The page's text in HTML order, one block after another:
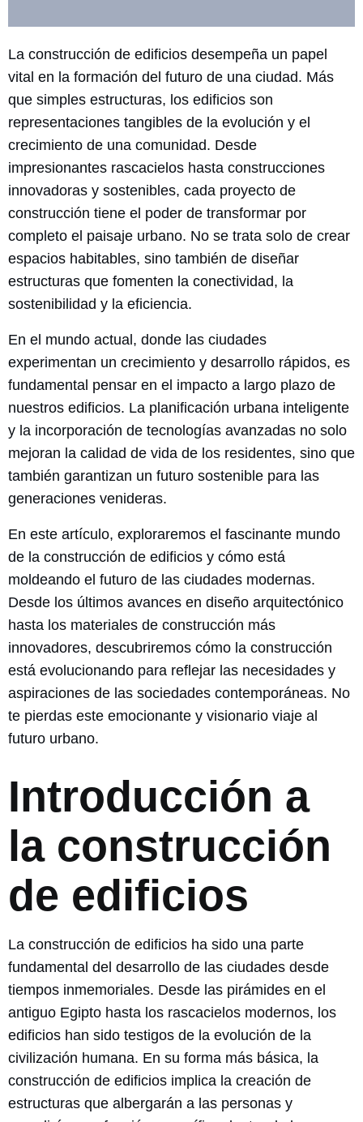
La construcción de edificios desempeña un papel
vital en la formación del futuro de una ciudad. Más
que simples estructuras, los edificios son
representaciones tangibles de la evolución y el
crecimiento de una comunidad. Desde
impresionantes rascacielos hasta construcciones
innovadoras y sostenibles, cada proyecto de
construcción tiene el poder de transformar por
completo el paisaje urbano. No se trata solo de crear
espacios habitables, sino también de diseñar
estructuras que fomenten la conectividad, la
sostenibilidad y la eficiencia.
En el mundo actual, donde las ciudades
experimentan un crecimiento y desarrollo rápidos, es
fundamental pensar en el impacto a largo plazo de
nuestros edificios. La planificación urbana inteligente
y la incorporación de tecnologías avanzadas no solo
mejoran la calidad de vida de los residentes, sino que
también garantizan un futuro sostenible para las
generaciones venideras.
En este artículo, exploraremos el fascinante mundo
de la construcción de edificios y cómo está
moldeando el futuro de las ciudades modernas.
Desde los últimos avances en diseño arquitectónico
hasta los materiales de construcción más
innovadores, descubriremos cómo la construcción
está evolucionando para reflejar las necesidades y
aspiraciones de las sociedades contemporáneas. No
te pierdas este emocionante y visionario viaje al
futuro urbano.
Introducción a
la construcción
de edificios
La construcción de edificios ha sido una parte
fundamental del desarrollo de las ciudades desde
tiempos inmemoriales. Desde las pirámides en el
antiguo Egipto hasta los rascacielos modernos, los
edificios han sido testigos de la evolución de la
civilización humana. En su forma más básica, la
construcción de edificios implica la creación de
estructuras que albergarán a las personas y